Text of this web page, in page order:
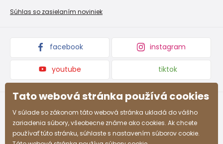
Kolekcie tovaru
Súhlas so zasielaním noviniek
facebook instagram
youtube tiktok
Tato webová stránka používá cookies
V súlade so zákonom táto webová stránka ukladá do vášho
zariadenia súbory, všeobecne známe ako cookies. Ak chcete
používať túto stránku, súhlaste s nastavením súborov cookie.